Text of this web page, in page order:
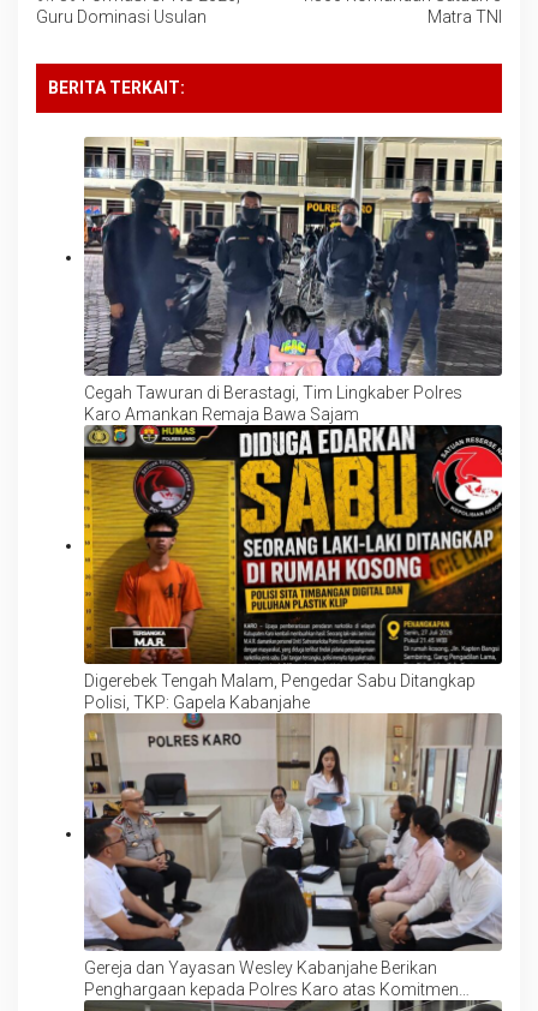
Guru Dominasi Usulan
Matra TNI
BERITA TERKAIT:
Cegah Tawuran di Berastagi, Tim Lingkaber Polres
Karo Amankan Remaja Bawa Sajam
Digerebek Tengah Malam, Pengedar Sabu Ditangkap
Polisi, TKP: Gapela Kabanjahe
Gereja dan Yayasan Wesley Kabanjahe Berikan
Penghargaan kepada Polres Karo atas Komitmen